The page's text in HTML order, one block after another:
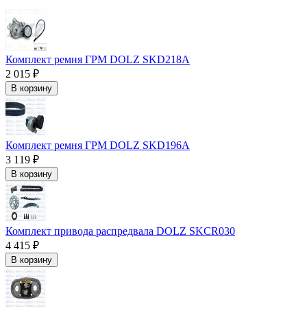
Комплект ремня ГРМ DOLZ SKD218A
2 015 ₽
В корзину
Комплект ремня ГРМ DOLZ SKD196A
3 119 ₽
В корзину
Комплект привода распредвала DOLZ SKCR030
4 415 ₽
В корзину